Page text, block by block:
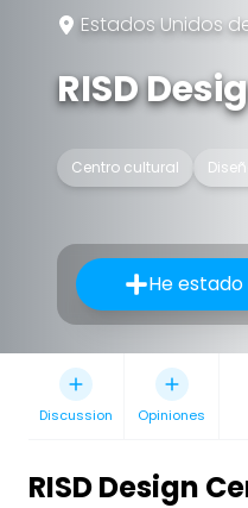
Estados Unidos
RISD
Centro cultural
He
Discussion Opiniones
RISD Design